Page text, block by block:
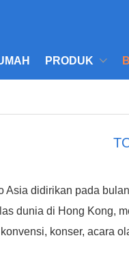
PRODUK
Asia didirikan pada
dunia di Hong Kong,
konser, acara